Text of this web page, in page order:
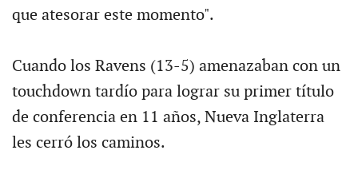
que atesorar este momento".
Cuando los Ravens (13-5) amenazaban con un
touchdown tardío para lograr su primer título
de conferencia en 11 años, Nueva Inglaterra
les cerró los caminos.